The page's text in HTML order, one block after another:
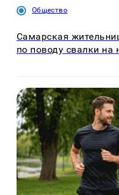
Общество
Самарская
по поводу свалки на